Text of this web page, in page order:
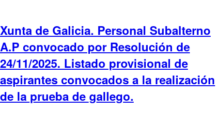
Xunta de Galicia. Personal Subalterno
A.P convocado por Resolución de
24/11/2025. Listado provisional de
aspirantes convocados a la realización
de la prueba de gallego.